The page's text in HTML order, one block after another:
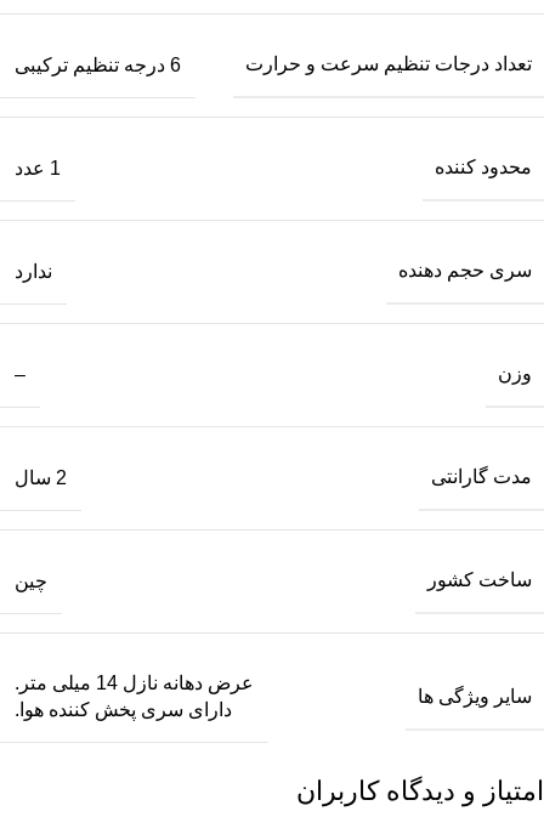
تعداد درجات تنظیم سرعت و حرارت 6 درجه تنظیم ترکیبی
محدود کننده 1 عدد
سری حجم دهنده ندارد
وزن –
مدت گارانتی 2 سال
ساخت کشور چین
سایر ویژگی ها
عرض دهانه نازل 14 میلی متر.
دارای سری پخش کننده هوا.
امتیاز و دیدگاه کاربران